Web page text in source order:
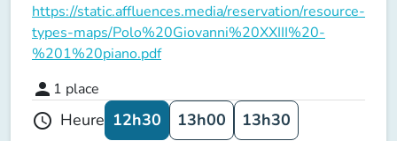
https://static.affluences.media/reservation/resource-
types-maps/Polo%20Giovanni%20XXIII%20-
%201%20piano.pdf
person 1 place
schedule Heure 12h30 13h00 13h30